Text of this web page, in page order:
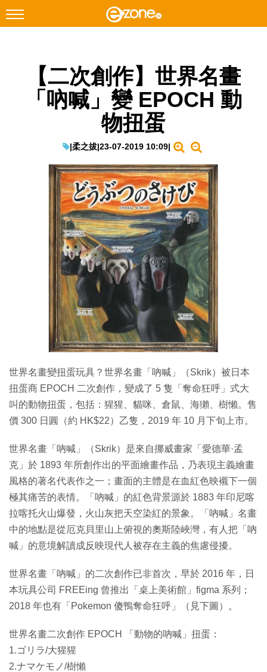
Facebook Instagram
生成式AI與雲端應用
Enterprise Digital Transformation
【二次創作】世界名畫
「吶喊」變 EPOCH 動
物扭蛋
|柔之拔|23-07-2019 10:09|
世界名畫變扭蛋玩具？世界名畫「吶喊」（Skrik）被日本
扭蛋商 EPOCH 二次創作，變成了 5 隻「奪命狂呼」式大
叫的動物扭蛋，包括：猩猩、貓咪、倉鼠、海獺、樹懶。售
價 300 日圓（約 HK$22）乙隻，2019 年 10 月下旬上市。
世界名畫「吶喊」（Skrik）是來自挪威畫家「愛德華·孟
克」於 1893 年所創作出的平面繪畫作品，乃表現主義繪畫
風格的著名代表作之一；畫面的主體是在血紅色映襯下一個
極其痛苦的表情。「吶喊」的紅色背景源於 1883 年印尼喀
拉喀托火山爆發，火山灰把天空染紅的景象。「吶喊」名畫
中的地點是從厄克貝里山上俯視的奧斯陸峽灣，有人把「吶
喊」的意境解讀成反映現代人被存在主義的焦慮侵擾。
世界名畫「吶喊」的二次創作已非首次，早於 2016 年，日
本玩具公司 FREEing 曾推出「桌上美術館」figma 系列；
2018 年也有「Pokemon 傻鴨奪命狂呼」（見下圖）。
世界名畫二次創作 EPOCH 「動物的吶喊」扭蛋：
1.ゴリラ/大猩猩
2.ナマケモノ/樹懶